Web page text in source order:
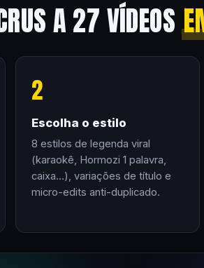
A 27 VÍDEOS
2
Escolha o estilo
8 estilos de legenda viral
(karaokê, Hormozi 1 palavra,
caixa…), variações de título e
micro-edits anti-duplicado.